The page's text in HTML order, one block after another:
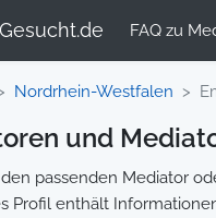
FAQ zu
Nordrhein-Westfalen
und
passenden Mediator
Profil enthält